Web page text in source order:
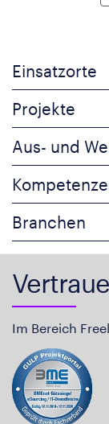
Einsatzorte
Projekte
Aus- und
Branchen
Im Bereich